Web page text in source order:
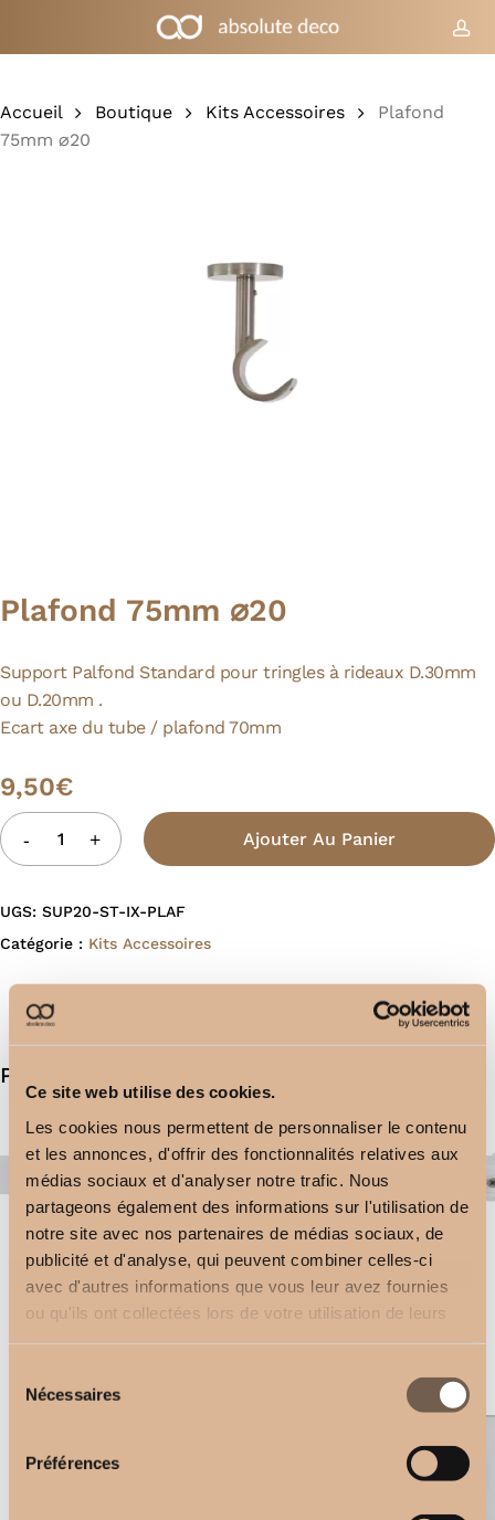
Ce site web utilise des cookies.
Les cookies nous permettent de personnaliser le contenu
et les annonces, d'offrir des fonctionnalités relatives aux
médias sociaux et d'analyser notre trafic. Nous
partageons également des informations sur l'utilisation de
notre site avec nos partenaires de médias sociaux, de
publicité et d'analyse, qui peuvent combiner celles-ci
avec d'autres informations que vous leur avez fournies
ou qu'ils ont collectées lors de votre utilisation de leurs
Nécessaires
Préférences
Chariot Fermer
Accueil
Boutique Kits Accessoires
Plafond
75mm ⌀20
Plafond 75mm ⌀20
Support Palfond Standard pour tringles à rideaux D.30mm
ou D.20mm .
Ecart axe du tube / plafond 70mm
9,50€
Ajouter Au Panier
UGS: SUP20-ST-IX-PLAF
Catégorie : Kits Accessoires
Produits similaires
Equerre Double
2,50€
Equerre 17cm
2,50€